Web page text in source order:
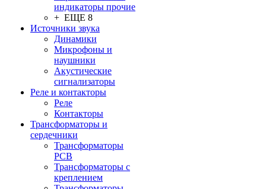
индикаторы прочие
+ ЕЩЕ 8
Источники звука
Динамики
Микрофоны и
наушники
Акустические
сигнализаторы
Реле и контакторы
Реле
Контакторы
Трансформаторы и
сердечники
Трансформаторы
PCB
Трансформаторы с
креплением